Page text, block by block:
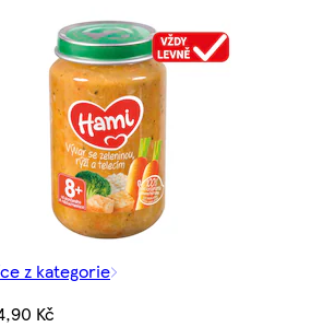
z kategorie
Kč